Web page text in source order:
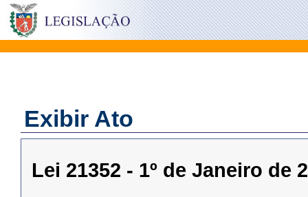
Exibir Ato
Lei 21352 - 1º de Janeiro de